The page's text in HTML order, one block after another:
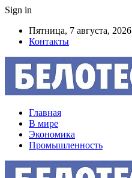
Sign in
Пятница, 7 августа, 2026
Контакты
Главная
В мире
Экономика
Промышленность